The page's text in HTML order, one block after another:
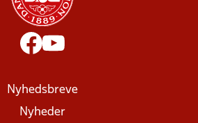
Nyhedsbreve
Nyheder